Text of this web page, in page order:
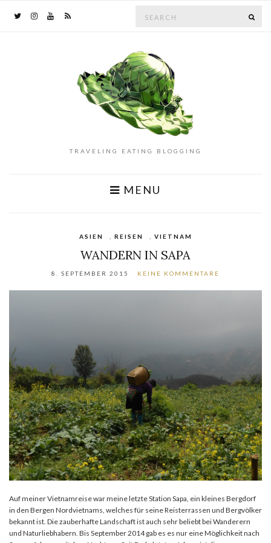
for:
TRAVELING EATING BLOGGING
MENU
ASIEN REISEN VIETNAM
WANDERN IN SAPA
8. SEPTEMBER 2015 KEINE KOMMENTARE
Auf meiner Vietnamreise war meine letzte Station Sapa, ein kleines Bergdorf
in den Bergen Nordvietnams, welches für seine Reisterrassen und Bergvölker
bekannt ist. Die zauberhafte Landschaft ist auch sehr beliebt bei Wanderern
und Naturliebhabern. Bis September 2014 gab es es nur eine Möglichkeit nach